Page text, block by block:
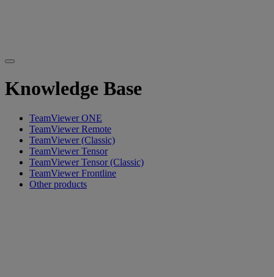
Knowledge Base
TeamViewer ONE
TeamViewer Remote
TeamViewer (Classic)
TeamViewer Tensor
TeamViewer Tensor (Classic)
TeamViewer Frontline
Other products